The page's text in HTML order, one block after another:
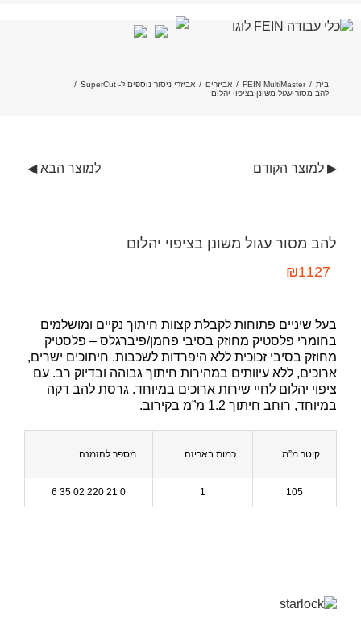
בית /
FEIN MultiMaster
/ אביזרים / אביזרי ניסור נוספים ל- SuperCut
/
להב מסור עגול משונן בציפוי יהלום
▶ למוצר הקודם למוצר הבא ◀
להב מסור עגול משונן בציפוי יהלום
₪1127
בעל שיניים פתוחות לקבלת קצוות חיתוך נקיים ומושלמים
בחומרי פלסטיק מחוזק בסיבי פחמן/פיברגלס – פלסטיק
מחוזק בסיבי זכוכית ללא היפרדות לשכבות. חיתוכים ישרים,
ארוכים, ללא עיוותים במהירות חיתוך גבוהה ובדיוק רב. עם
ציפוי יהלום לחיי שירות ארוכים במיוחד. גרסת להב דקה
במיוחד, רוחב חיתוך 1.2 מ”מ בקירוב.
קוטר מ”מ כמות באריזה מספר להזמנה
105
1
0 21 220 02 35 6